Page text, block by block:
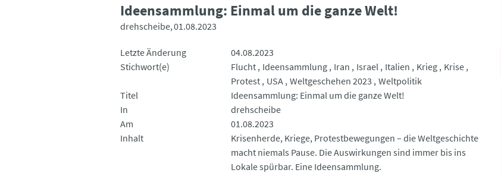
Ideensammlung: Einmal um die ganze Welt!
drehscheibe 01.08.2023
Letzte Änderung
04.08.2023
Stichwort(e)
Flucht Ideensammlung Iran Israel Italien Krieg
Krise
Protest
USA Weltgeschehen 2023 Weltpolitik
Titel
Ideensammlung: Einmal um die ganze Welt!
In
drehscheibe
Am
01.08.2023
Inhalt
Krisenherde, Kriege, Protestbewegungen – die Weltgeschichte
macht niemals Pause. Die Auswirkungen sind immer bis ins
Lokale spürbar. Eine Ideensammlung.